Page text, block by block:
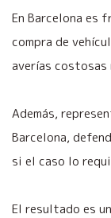
En Barcelona es
compra de
averías costosas
Además,
Barcelona,
si el caso lo
El resultado es